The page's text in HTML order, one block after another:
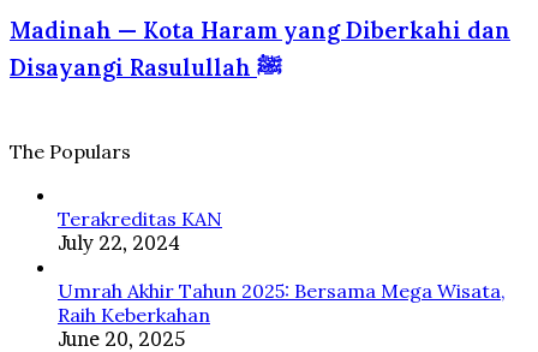
Psikologi
dan
Islam
Sumatera
ke
Tanah
Kota
Haram
yang
Disayangi
Madinah — Kota Haram yang Diberkahi dan
Disayangi Rasulullah ﷺ
The Populars
Terakreditas KAN
July 22, 2024
Umrah Akhir Tahun 2025: Bersama Mega Wisata,
Raih Keberkahan
June 20, 2025